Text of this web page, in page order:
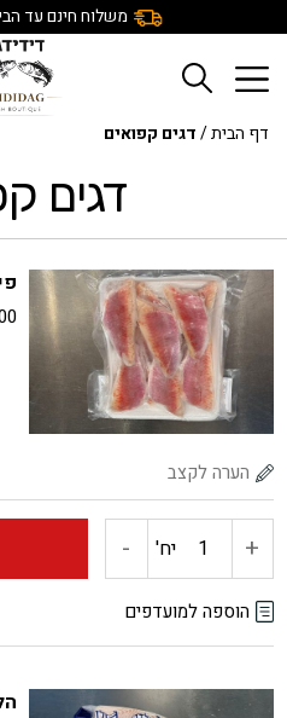
משלוח חינם עד הבית
דף הבית/דגים קפואים
דגים
+ כמות
של
יח' -
הוספה למועדפים